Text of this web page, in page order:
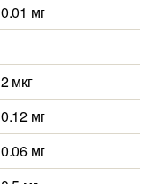
0.01 мг
2 мкг
0.12 мг
0.06 мг